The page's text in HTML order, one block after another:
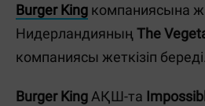
Burger King компаниясына
Нидерландияның The
компаниясы жеткізіп береді.
Burger King АҚШ-та